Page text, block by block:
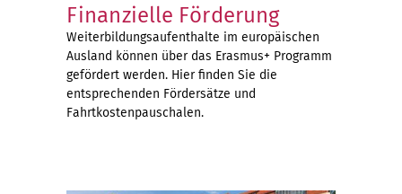
Finanzielle Förderung
Weiterbildungsaufenthalte im europäischen
Ausland können über das Erasmus+ Programm
gefördert werden. Hier finden Sie die
entsprechenden Fördersätze und
Fahrtkostenpauschalen.